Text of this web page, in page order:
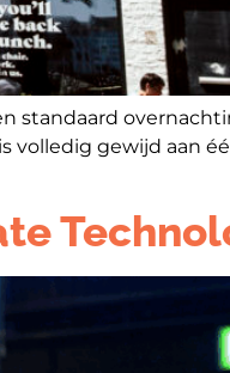
standaard
volledig gewijd aan